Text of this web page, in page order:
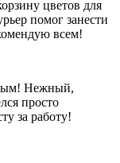
цветов для
помог занести
всем!
Нежный,
просто
за работу!